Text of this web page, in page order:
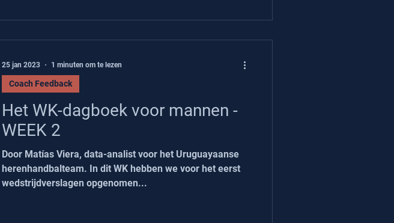
Het WK-dagboek voor mannen -
WEEK 2
Door Matías Viera, data-analist voor het Uruguayaanse
herenhandbalteam. In dit WK hebben we voor het eerst
wedstrijdverslagen opgenomen...
Coach Feedback
25 jan 2023 1 minuten om te lezen